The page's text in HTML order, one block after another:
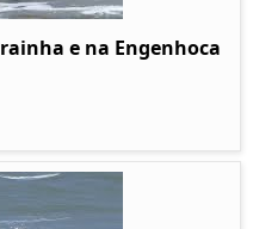
e na Engenhoca